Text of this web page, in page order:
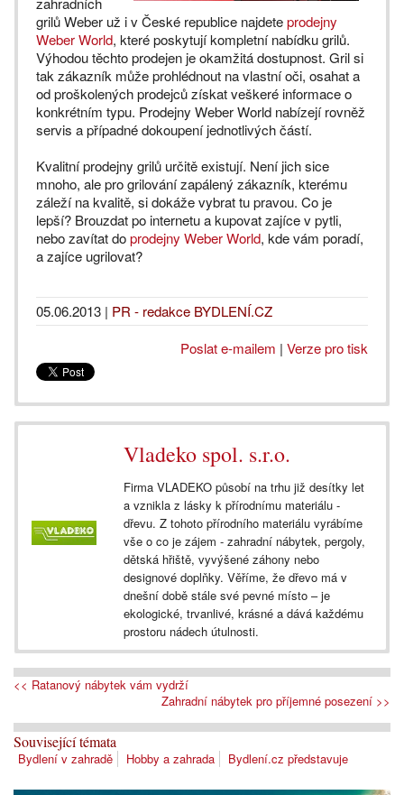
grilů Weber už i v České republice najdeteprodejny
Weber World, které poskytují kompletní nabídku grilů.
Výhodou těchto prodejen je okamžitá dostupnost. Gril si
tak zákazník může prohlédnout na vlastní oči, osahat a
od proškolených prodejců získat veškeré informace o
konkrétním typu. Prodejny Weber World nabízejí rovněž
servis a případné dokoupení jednotlivých částí.
Kvalitní prodejny grilů určitě existují. Není jich sice
mnoho, ale pro grilování zapálený zákazník, kterému
záleží na kvalitě, si dokáže vybrat tu pravou. Co je
lepší? Brouzdat po internetu a kupovat zajíce v pytli,
nebo zavítat doprodejny Weber World, kde vám poradí,
a zajíce ugrilovat?
05.06.2013 | PR - redakce BYDLENÍ.CZ
Poslat e-mailem | Verze pro tisk
Vladeko spol. s.r.o.
Firma VLADEKO působí na trhu již desítky let
a vznikla z lásky k přírodnímu materiálu -
dřevu. Z tohoto přírodního materiálu vyrábíme
vše o co je zájem - zahradní nábytek, pergoly,
dětská hřiště, vyvýšené záhony nebo
designové doplňky. Věříme, že dřevo má v
dnešní době stále své pevné místo – je
ekologické, trvanlivé, krásné a dává každému
prostoru nádech útulnosti.
<< Ratanový nábytek vám vydrží
Zahradní nábytek pro příjemné posezení >>
Související témata
Bydlení v zahradě Hobby a zahrada Bydlení.cz představuje